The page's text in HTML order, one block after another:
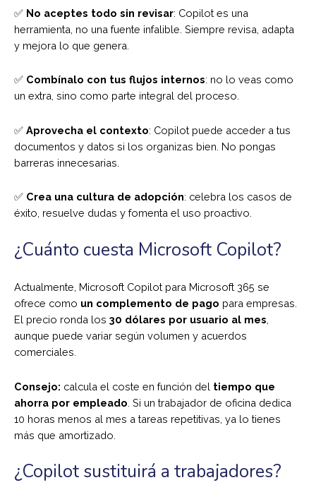
✅ No aceptes todo sin revisar: Copilot es una
herramienta, no una fuente infalible. Siempre revisa, adapta
y mejora lo que genera.
✅ Combínalo con tus flujos internos: no lo veas como
un extra, sino como parte integral del proceso.
✅ Aprovecha el contexto: Copilot puede acceder a tus
documentos y datos si los organizas bien. No pongas
barreras innecesarias.
✅ Crea una cultura de adopción: celebra los casos de
éxito, resuelve dudas y fomenta el uso proactivo.
¿Cuánto cuesta Microsoft Copilot?
Actualmente, Microsoft Copilot para Microsoft 365 se
ofrece como un complemento de pago para empresas.
El precio ronda los 30 dólares por usuario al mes
aunque puede variar según volumen y acuerdos
comerciales.
Consejo: calcula el coste en función del tiempo que
ahorra por empleado . Si un trabajador de oficina dedica
10 horas menos al mes a tareas repetitivas, ya lo tienes
más que amortizado.
¿Copilot sustituirá a trabajadores?